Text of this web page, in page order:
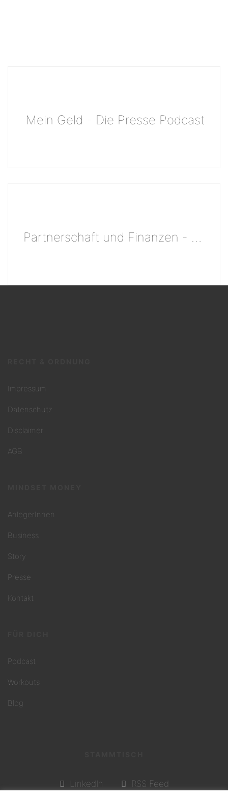
Mein Geld - Die Presse Podcast
Impressum
Datenschutz
Disclaimer
AGB
AnlegerInnen
Business
Story
Presse
Kontakt
Podcast
Workouts
Blog
LinkedIn RSS Feed